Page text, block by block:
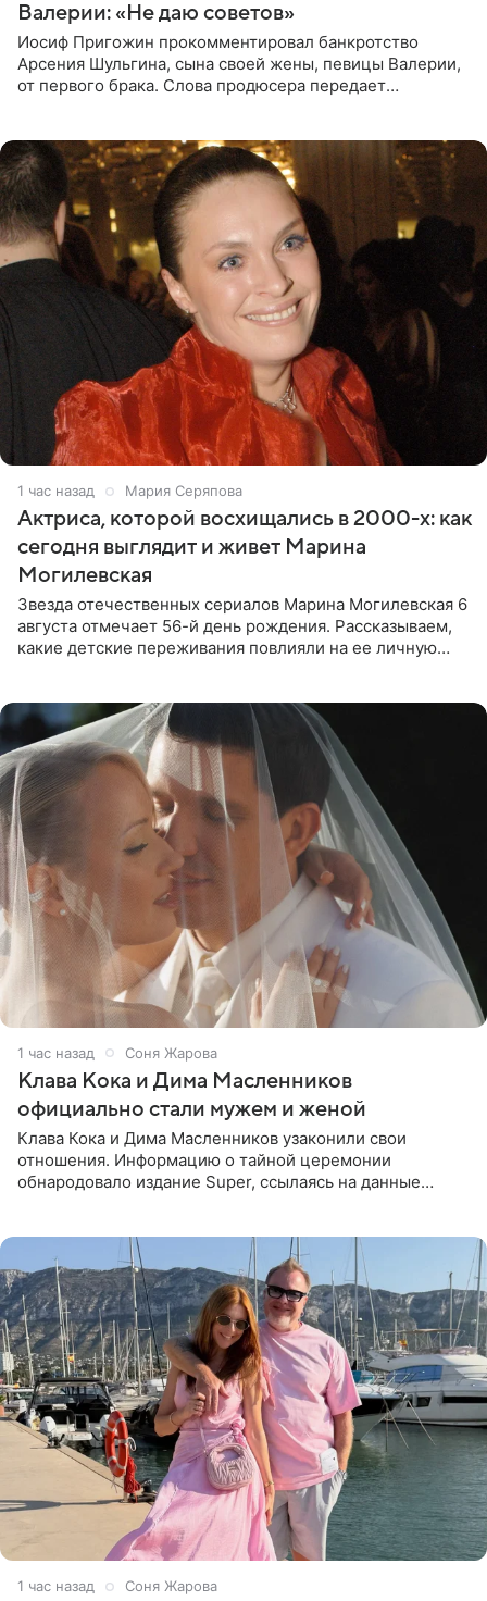
Валерии: «Не даю советов»
Иосиф Пригожин прокомментировал банкротство
Арсения Шульгина, сына своей жены, певицы Валерии,
от первого брака. Слова продюсера передает
1 час назад Мария Серяпова
Актриса, которой восхищались в 2000-х: как
сегодня выглядит и живет Марина
Могилевская
Звезда отечественных сериалов Марина Могилевская 6
августа отмечает 56-й день рождения. Рассказываем,
какие детские переживания повлияли на ее личную
1 час назад Соня Жарова
Клава Кока и Дима Масленников
официально стали мужем и женой
Клава Кока и Дима Масленников узаконили свои
отношения. Информацию о тайной церемонии
обнародовало издание Super, ссылаясь на данные
1 час назад Соня Жарова